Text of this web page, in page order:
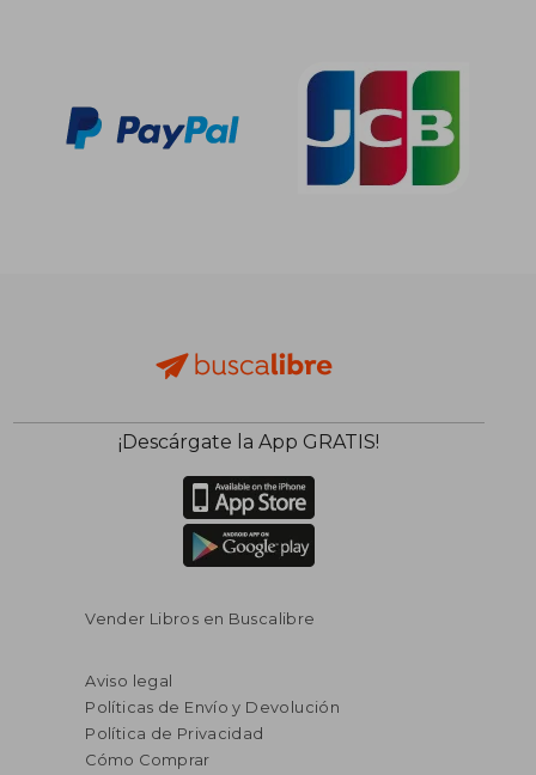
¡Descárgate la App GRATIS!
Vender Libros en Buscalibre
Aviso legal
Políticas de Envío y Devolución
Política de Privacidad
Cómo Comprar